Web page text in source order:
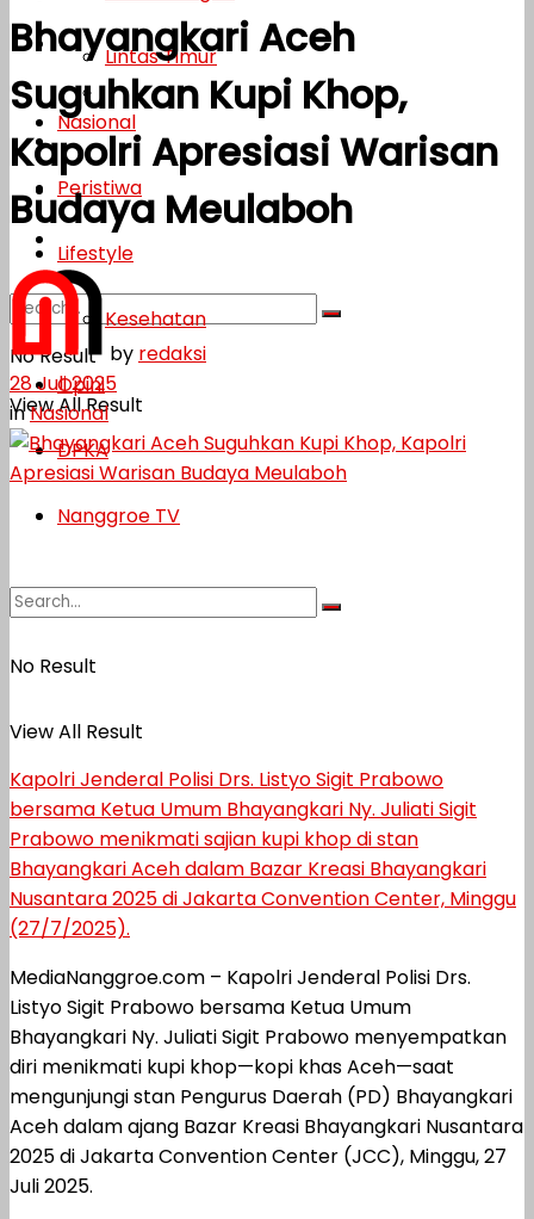
Lifestyle
Kesehatan
Opini
DPKA
Nanggroe TV
No Result
View All Result
Lintas Timur
Nasional
Peristiwa
Lifestyle
Kesehatan
Opini
DPKA
Nanggroe TV
No Result
View All Result
Bhayangkari Aceh
Suguhkan Kupi Khop,
Kapolri Apresiasi Warisan
Budaya Meulaboh
by redaksi
28 Juli 2025
inNasional
Kapolri Jenderal Polisi Drs. Listyo Sigit Prabowo
bersama Ketua Umum Bhayangkari Ny. Juliati Sigit
Prabowo menikmati sajian kupi khop di stan
Bhayangkari Aceh dalam Bazar Kreasi Bhayangkari
Nusantara 2025 di Jakarta Convention Center, Minggu
(27/7/2025).
MediaNanggroe.com – Kapolri Jenderal Polisi Drs.
Listyo Sigit Prabowo bersama Ketua Umum
Bhayangkari Ny. Juliati Sigit Prabowo menyempatkan
diri menikmati kupi khop—kopi khas Aceh—saat
mengunjungi stan Pengurus Daerah (PD) Bhayangkari
Aceh dalam ajang Bazar Kreasi Bhayangkari Nusantara
2025 di Jakarta Convention Center (JCC), Minggu, 27
Juli 2025.